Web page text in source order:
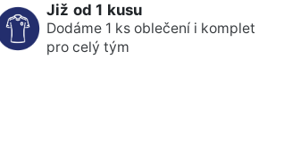
Již od 1 kusu
Dodáme 1 ks oblečení i komplet
pro celý tým